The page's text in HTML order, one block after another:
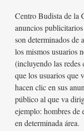
Centro Budista de la
anuncios
son determinados de
los mismos usuarios
(incluyendo las redes
que los usuarios que
hacen clic en sus
público al que va
ejemplo: hombres de
en determinada área.